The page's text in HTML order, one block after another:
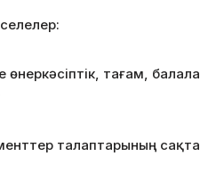
тағам,
талаптарының